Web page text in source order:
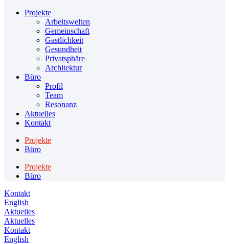
Projekte
Arbeitswelten
Gemeinschaft
Gastlichkeit
Gesundheit
Privatsphäre
Architektur
Büro
Profil
Team
Resonanz
Aktuelles
Kontakt
Projekte
Büro
Projekte
Büro
Kontakt
English
Aktuelles
Aktuelles
Kontakt
English